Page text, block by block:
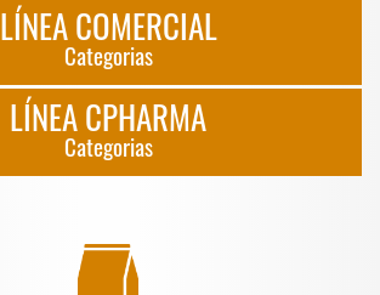
LÍNEA COMERCIAL
Categorias
LÍNEA CPHARMA
Categorias